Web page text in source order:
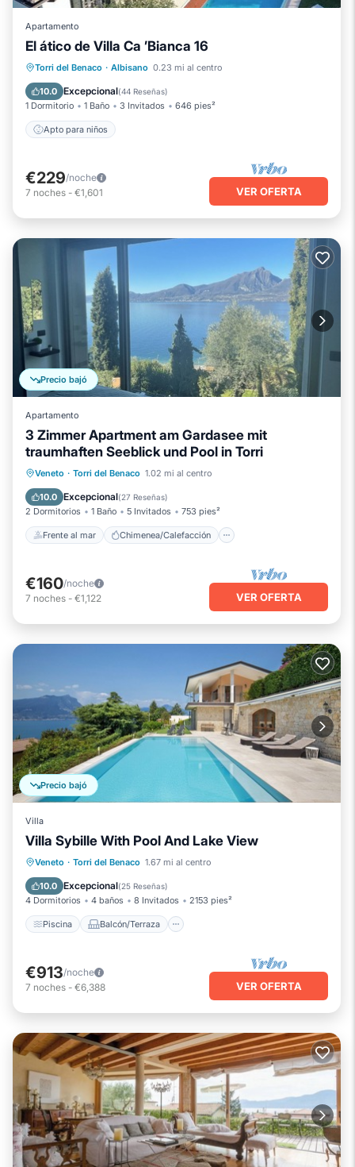
Apartamento
El ático de Villa Ca ’Bianca 16
Torri del Benaco · Albisano 0.23 mi al centro
10.0 Excepcional(44 Reseñas)
1 Dormitorio 1 Baño 3 Invitados 646 pies²
Apto para niños
Apto para niños
€229/noche
7 noches - €1,601 VER OFERTA
Precio bajó
Apartamento
3 Zimmer Apartment am Gardasee mit
traumhaften Seeblick und Pool in Torri
Veneto · Torri del Benaco 1.02 mi al centro
10.0 Excepcional(27 Reseñas)
2 Dormitorios 1 Baño 5 Invitados 753 pies²
Frente al mar Chimenea/Calefacción
Frente al mar
Chimenea/Calefacción
Piscina
Vista al mar
€160/noche
7 noches - €1,122 VER OFERTA
Precio bajó
Villa
Villa Sybille With Pool And Lake View
Veneto · Torri del Benaco 1.67 mi al centro
10.0 Excepcional(25 Reseñas)
4 Dormitorios 4 baños 8 Invitados 2153 pies²
Piscina Balcón/Terraza
Piscina
Balcón/Terraza
Se admiten mascotas
€913/noche
7 noches - €6,388 VER OFERTA